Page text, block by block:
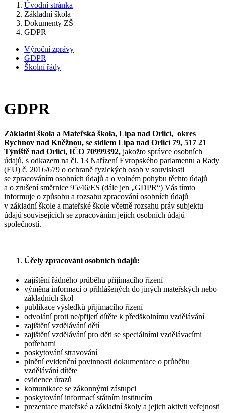
Úvodní stránka
Základní škola
Dokumenty ZŠ
GDPR
Výroční zprávy
GDPR
Školní řády
GDPR
Základní škola a Mateřská škola, Lípa nad Orlicí, okres
Rychnov nad Kněžnou, se sídlem Lípa nad Orlicí 79, 517 21
Týniště nad Orlicí, IČO 70999392, jakožto správce osobních
údajů, s odkazem na čl. 13 Nařízení Evropského parlamentu a Rady
(EU) č. 2016/679 o ochraně fyzických osob v souvislosti
se zpracováním osobních údajů a o volném pohybu těchto údajů
a o zrušení směrnice 95/46/ES (dále jen „GDPR“) Vás tímto
informuje o způsobu a rozsahu zpracování osobních údajů
v základní škole a mateřské škole včetně rozsahu práv subjektu
údajů souvisejících se zpracováním jejich osobních údajů
společností.
Účely zpracování osobních údajů:
zajištění řádného průběhu přijímacího řízení
výměna informací o přihlášených do jiných mateřských nebo
základních škol
publikace výsledků přijímacího řízení
odvolání proti ne/přijetí dítěte k předškolnímu vzdělávání
zajištění vzdělávání dětí
zajištění vzdělávání pro děti se speciálními vzdělávacími
potřebami
poskytování stravování
plnění evidenční povinnosti dokumentace o průběhu
vzdělávání dítěte
evidence úrazů
komunikace se zákonnými zástupci
poskytování informací státním institucím
prezentace mateřské a základní školy a jejich aktivit veřejnosti